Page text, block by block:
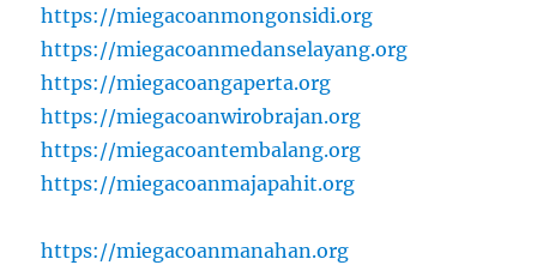
https://miegacoanmongonsidi.org
https://miegacoanmedanselayang.org
https://miegacoangaperta.org
https://miegacoanwirobrajan.org
https://miegacoantembalang.org
https://miegacoanmajapahit.org
https://miegacoanmanahan.org